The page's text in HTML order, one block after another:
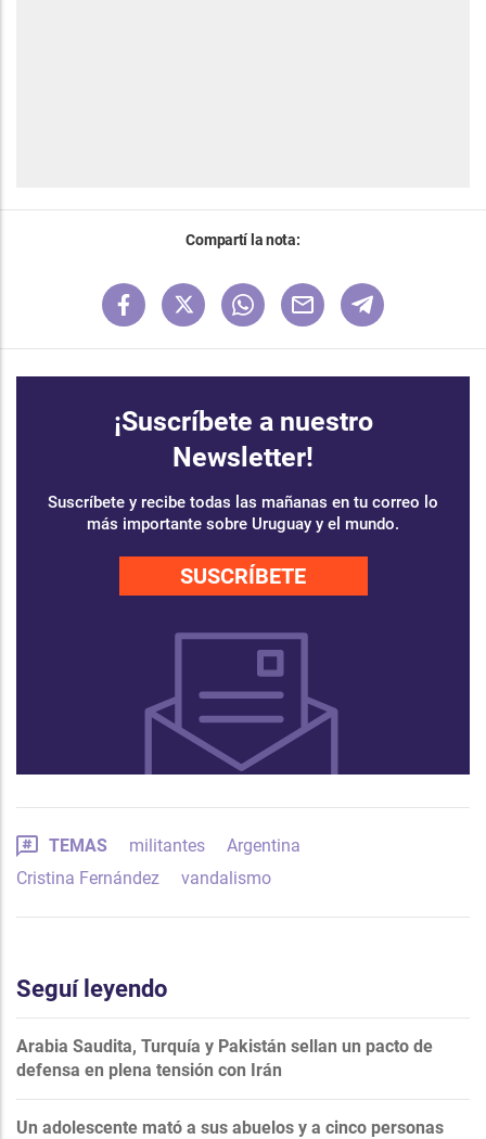
Compartí la nota:
¡Suscríbete a nuestro
Newsletter!
Suscríbete y recibe todas las mañanas en tu correo lo
más importante sobre Uruguay y el mundo.
SUSCRÍBETE
TEMAS militantes
Argentina
Cristina Fernández
vandalismo
Seguí leyendo
Arabia Saudita, Turquía y Pakistán sellan un pacto de
defensa en plena tensión con Irán
Un adolescente mató a sus abuelos y a cinco personas